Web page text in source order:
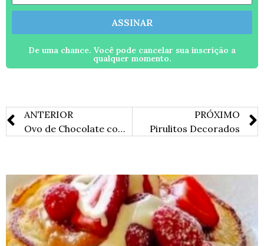
ASSINAR
De uma chance. Você pode cancelar sua inscrição a
qualquer momento.
ANTERIOR
Ovo de Chocolate com Creme e Calda de Maracujá
PRÓXIMO
Pirulitos Decorados